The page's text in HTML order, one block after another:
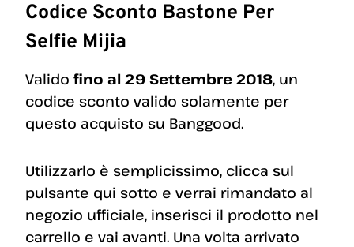
Codice Sconto Bastone Per
Selfie Mijia
Valido fino al 29 Settembre 2018, un
codice sconto valido solamente per
questo acquisto su Banggood.
Utilizzarlo è semplicissimo, clicca sul
pulsante qui sotto e verrai rimandato al
negozio ufficiale, inserisci il prodotto nel
carrello e vai avanti. Una volta arrivato